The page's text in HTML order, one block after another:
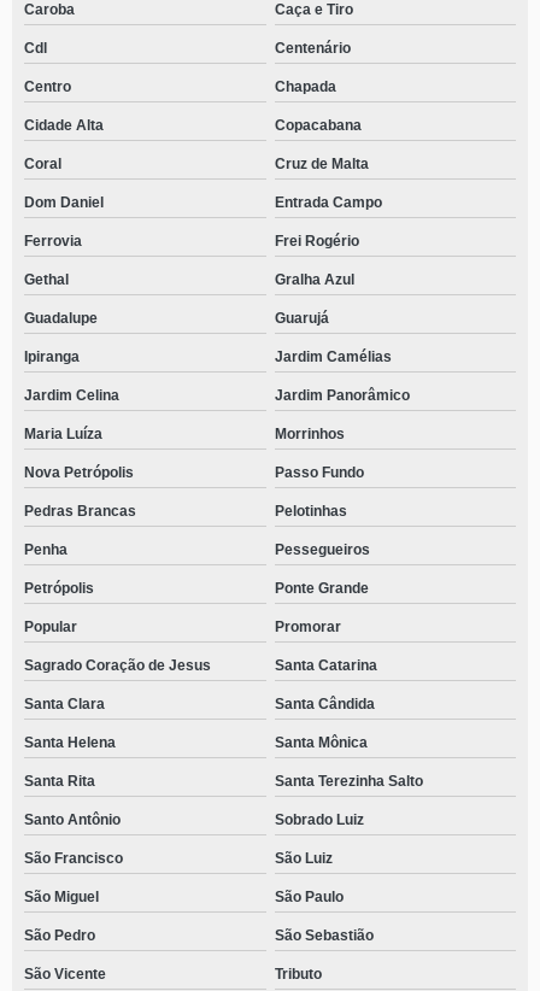
Caroba Caça e Tiro
Cdl Centenário
Centro Chapada
Cidade Alta Copacabana
Coral Cruz de Malta
Dom Daniel Entrada Campo
Ferrovia Frei Rogério
Gethal Gralha Azul
Guadalupe Guarujá
Ipiranga Jardim Camélias
Jardim Celina Jardim Panorâmico
Maria Luíza Morrinhos
Nova Petrópolis Passo Fundo
Pedras Brancas Pelotinhas
Penha Pessegueiros
Petrópolis Ponte Grande
Popular Promorar
Sagrado Coração de Jesus Santa Catarina
Santa Clara Santa Cândida
Santa Helena Santa Mônica
Santa Rita Santa Terezinha Salto
Santo Antônio Sobrado Luiz
São Francisco São Luiz
São Miguel São Paulo
São Pedro São Sebastião
São Vicente Tributo